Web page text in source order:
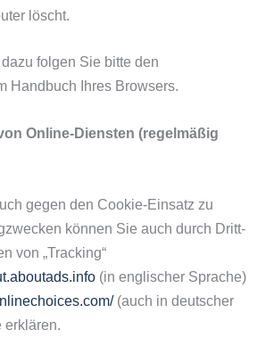
löscht.
folgen Sie bitte den
Handbuch Ihres Browsers.
Online-Diensten (regelmäßig
gegen den Cookie-Einsatz zu
können Sie auch durch Dritt-
von „Tracking“
(in englischer Sprache)
(auch in deutscher
erklären.